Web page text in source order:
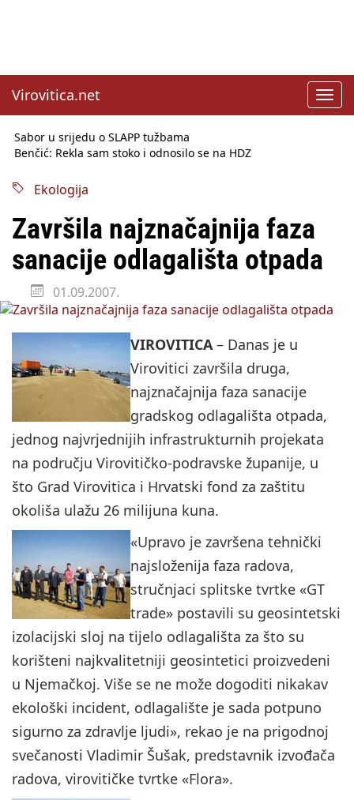
Virovitica.net
Sabor u srijedu o SLAPP tužbama
Benčić: Rekla sam stoko i odnosilo se na HDZ
godine
Sindikati traže zaštitu plaća od inflacije, Ćorić pregovore
najavio za jesen
Državni tajnik Rukavina: Hrvatska ima 3,6 milijuna birača
HŽ Infrastruktura: Nesreće na željezničkim prijelazima
prepolovljene
Državni inspektorat opozvao Barebells pločicu - soft protein
bar Coco Choco
Ekologija
Završila najznačajnija faza
sanacije odlagališta otpada
01.09.2007.
VIROVITICA– Danas je u
Virovitici završila druga,
najznačajnija faza sanacije
gradskog odlagališta otpada,
jednog najvrjednijih infrastrukturnih projekata
na području Virovitičko-podravske županije, u
što Grad Virovitica i Hrvatski fond za zaštitu
okoliša ulažu 26 milijuna kuna.
«Upravo je završena tehnički
najsloženija faza radova,
stručnjaci splitske tvrtke «GT
trade» postavili su geosintetski
izolacijski sloj na tijelo odlagališta za što su
korišteni najkvalitetniji geosintetici proizvedeni
u Njemačkoj. Više se ne može dogoditi nikakav
ekološki incident, odlagalište je sada potpuno
sigurno za zdravlje ljudi», rekao je na prigodnoj
svečanosti Vladimir Šušak, predstavnik izvođača
radova, virovitičke tvrtke «Flora».